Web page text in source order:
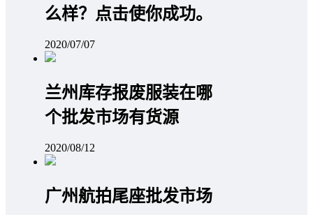
么样？点击使你成功。
2020/07/07
兰州库存报废服装在哪
个批发市场有货源
2020/08/12
广州航拍尾座批发市场